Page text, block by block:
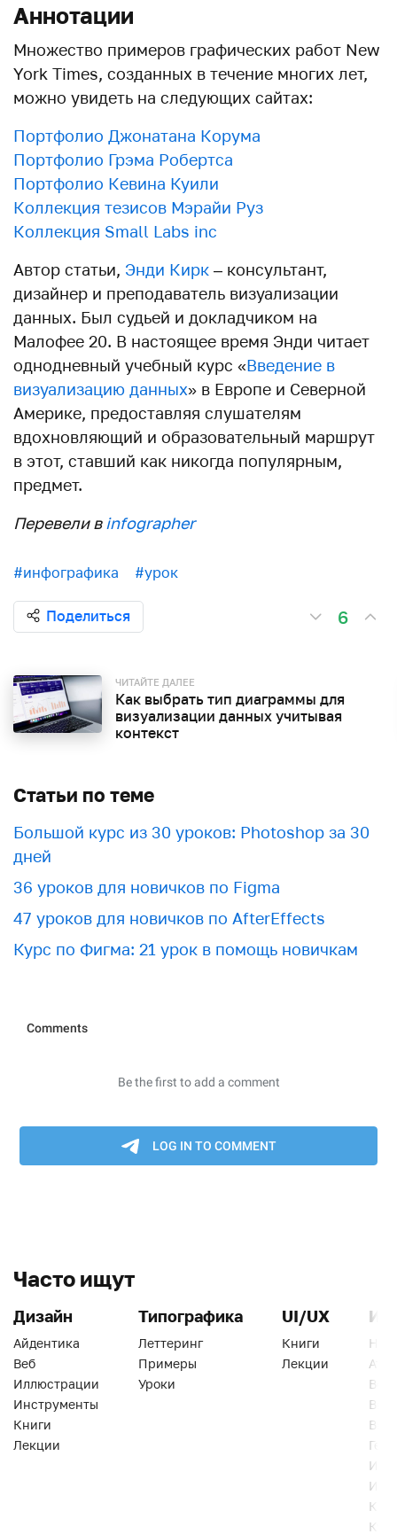
Аннотации
Множество примеров графических работ New
York Times, созданных в течение многих лет,
можно увидеть на следующих сайтах:
Портфолио Джонатана Корума
Портфолио Грэма Робертса
Портфолио Кевина Куили
Коллекция тезисов Мэрайи Руз
Коллекция Small Labs inc
Автор статьи, Энди Кирк – консультант,
дизайнер и преподаватель визуализации
данных. Был судьей и докладчиком на
Малофее 20. В настоящее время Энди читает
однодневный учебный курс «Введение в
визуализацию данных» в Европе и Северной
Америке, предоставляя слушателям
вдохновляющий и образовательный маршрут
в этот, ставший как никогда популярным,
предмет.
Перевели в infographer
#инфографика #урок
Поделиться 6
ЧИТАЙТЕ ДАЛЕЕ
Как выбрать тип диаграммы для
визуализации данных учитывая
контекст
Статьи по теме
Большой курс из 30 уроков: Photoshop за 30
дней
36 уроков для новичков по Figma
47 уроков для новичков по AfterEffects
Курс по Фигма: 21 урок в помощь новичкам
Часто ищут
Дизайн
Айдентика
Веб
Иллюстрации
Инструменты
Книги
Лекции
Типографика
Леттеринг
Примеры
Уроки
UI/UX
Книги
Лекции
Веб